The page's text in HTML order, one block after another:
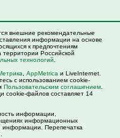
внешние рекомендательные
информации на основе
к предпочтениям
Российской
технологий
AppMetrica и LiveInternet.
с использованием cookie-
Пользовательским соглашением
cookie-файлов составляет 14
информации,
информационных
информации. Перепечатка